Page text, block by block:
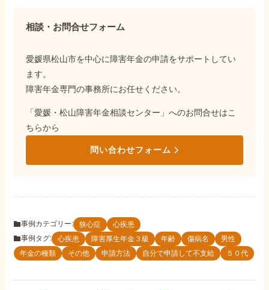
相談・お問合せフォーム
愛媛県松山市を中心に障害年金の申請をサポートしてい
ます。
障害年金専門の事務所にお任せください。
「愛媛・松山障害年金相談センター」へのお問合せはこ
ちらから
問い合わせフォーム
事例カテゴリー: 狭心症
心疾患
事例タグ:
心疾患 障害厚生年金３級 年齢 傷病名
男性
年金の種類
その他 申請方法 自分で申請して不支給 ５０代